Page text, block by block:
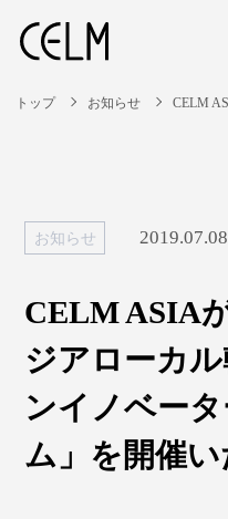
トップ お知らせ CELM
お知らせ 2019.07.08
CELM ASIA
ジアローカ
ンイノベー
ム」を開催